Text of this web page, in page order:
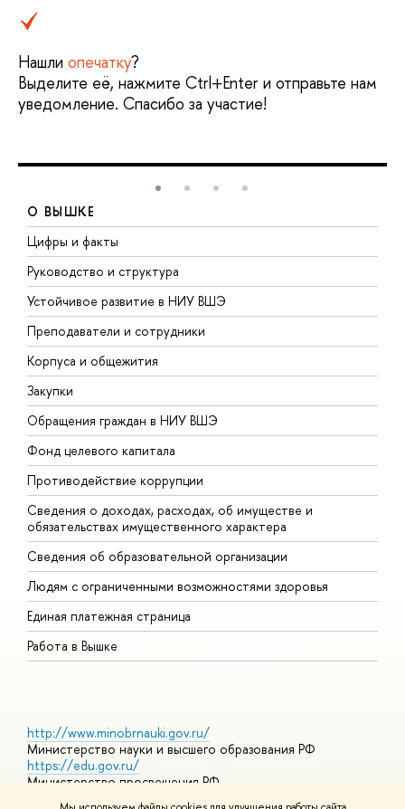
Нашли опечатку?
Выделите её, нажмите Ctrl+Enter и отправьте нам
уведомление. Спасибо за участие!
О ВЫШКЕ
Цифры и факты
Руководство и структура
Устойчивое развитие в НИУ ВШЭ
Преподаватели и сотрудники
Корпуса и общежития
Закупки
Обращения граждан в НИУ ВШЭ
Фонд целевого капитала
Противодействие коррупции
Сведения о доходах, расходах, об имуществе и
обязательствах имущественного характера
Сведения об образовательной организации
Людям с ограниченными возможностями здоровья
Единая платежная страница
Работа в Вышке
http://www.minobrnauki.gov.ru/
Министерство науки и высшего образования РФ
https://edu.gov.ru/
Министерство просвещения РФ